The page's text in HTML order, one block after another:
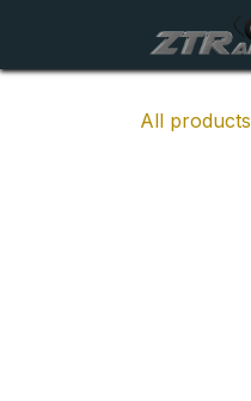
All products